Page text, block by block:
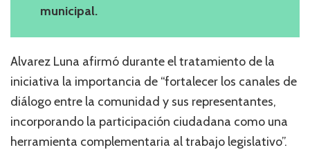
municipal.
Alvarez Luna afirmó durante el tratamiento de la
iniciativa la importancia de “fortalecer los canales de
diálogo entre la comunidad y sus representantes,
incorporando la participación ciudadana como una
herramienta complementaria al trabajo legislativo”.